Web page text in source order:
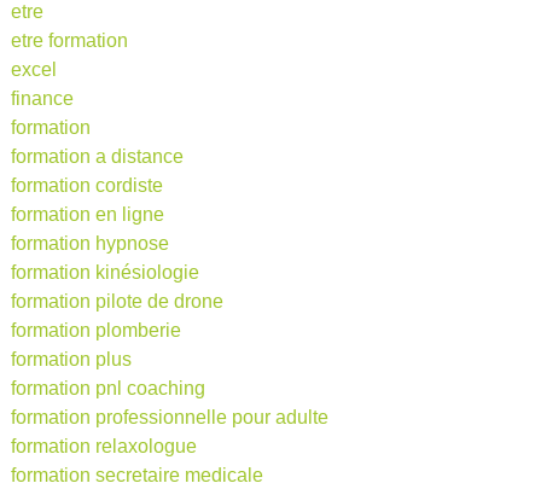
etre
etre formation
excel
finance
formation
formation a distance
formation cordiste
formation en ligne
formation hypnose
formation kinésiologie
formation pilote de drone
formation plomberie
formation plus
formation pnl coaching
formation professionnelle pour adulte
formation relaxologue
formation secretaire medicale